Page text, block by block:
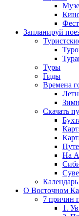
Запланируй
Туры
Гиды
Времена
Скачать
На
О Восточном
7 причин
1.